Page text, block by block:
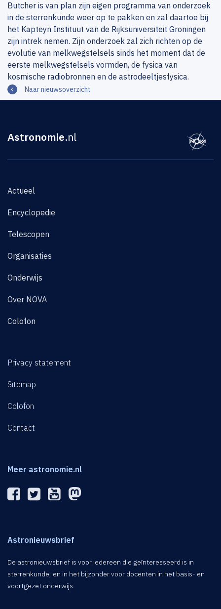
Butcher is van plan zijn eigen programma van onderzoek
in de sterrenkunde weer op te pakken en zal daartoe bij
het Kapteyn Instituut van de Rijksuniversiteit Groningen
zijn intrek nemen. Zijn onderzoek zal zich richten op de
evolutie van melkwegstelsels sinds het moment dat de
eerste melkwegstelsels vormden, de fysica van
kosmische radiobronnen en de astrodeeltjesfysica.
Naar nieuwsoverzicht
Astronomie.nl
Actueel
Encyclopedie
Telescopen
Organisaties
Onderwijs
Over NOVA
Colofon
Privacy statement
Sitemap
Colofon
Contact
Meer astronomie.nl
Astronieuwsbrief
De astronieuwsbrief is voor iedereen die geïnteresseerd is in
sterrenkunde, en in het bijzonder voor docenten in het basis- en
voortgezet onderwijs.